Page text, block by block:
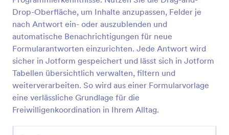
Drop-Oberfläche, um Inhalte anzupassen, Felder je
nach Antwort ein- oder auszublenden und
automatische Benachrichtigungen für neue
Formularantworten einzurichten. Jede Antwort wird
sicher in Jotform gespeichert und lässt sich in Jotform
Tabellen übersichtlich verwalten, filtern und
weiterverarbeiten. So wird aus einer Formularvorlage
eine verlässliche Grundlage für die
Freiwilligenkoordination in Ihrem Alltag.
Checkliste Urlaub
Eine Vorlage für eine Urlaubscheckliste wird von
Einzelpersonen verwendet, um den Überblick über
die mit in den Urlaub zu bringenden Gegenstände
zu behalten.
Go to Category:
Checklisten-Formulare
Vorlage verwenden